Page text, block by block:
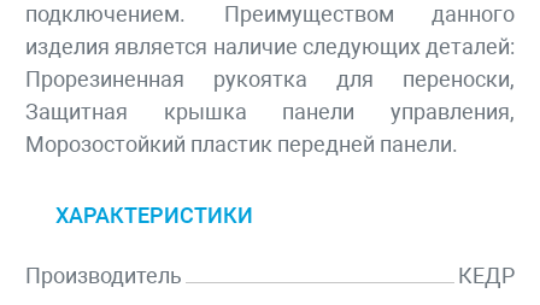
подключением. Преимуществом данного
изделия является наличие следующих деталей:
Прорезиненная рукоятка для переноски,
Защитная крышка панели управления,
Морозостойкий пластик передней панели.
ХАРАКТЕРИСТИКИ
Производитель
КЕДР